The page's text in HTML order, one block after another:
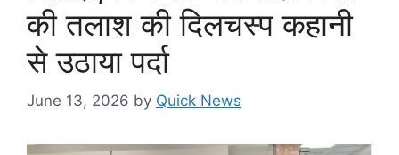
की तलाश की दिलचस्प कहानी
से उठाया पर्दा
June 13, 2026 by Quick News